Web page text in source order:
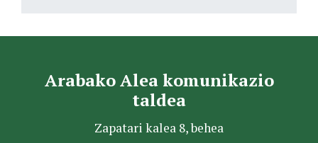
Arabako Alea komunikazio
taldea
Zapatari kalea 8, behea